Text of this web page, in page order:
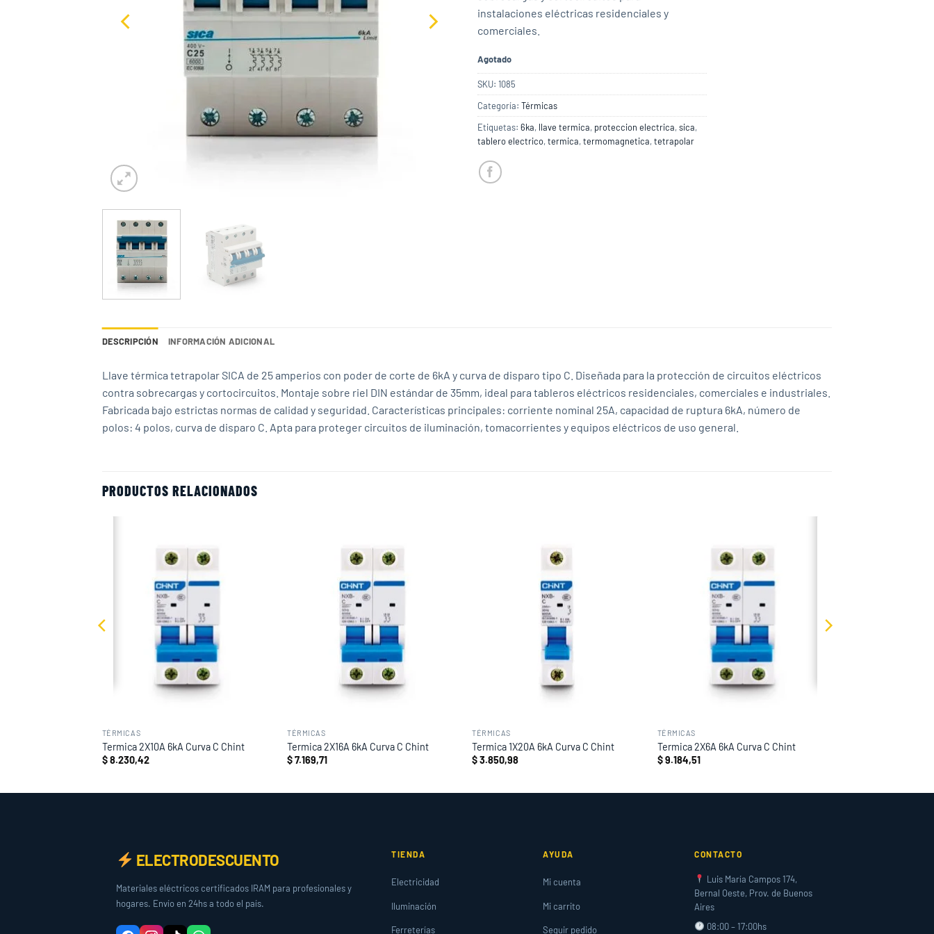
instalaciones eléctricas residenciales y
comerciales.
Agotado
SKU: 1085
Categoría: Térmicas
Etiquetas: 6ka, llave termica, proteccion electrica,sica,
tablero electrico,termica,termomagnetica,tetrapolar
DESCRIPCIÓN INFORMACIÓN ADICIONAL
Llave térmica tetrapolar SICA de 25 amperios con poder de corte de 6kA y curva de disparo tipo C. Diseñada para la protección de circuitos eléctricos
contra sobrecargas y cortocircuitos. Montaje sobre riel DIN estándar de 35mm, ideal para tableros eléctricos residenciales, comerciales e industriales.
Fabricada bajo estrictas normas de calidad y seguridad. Características principales: corriente nominal 25A, capacidad de ruptura 6kA, número de
polos: 4 polos, curva de disparo C. Apta para proteger circuitos de iluminación, tomacorrientes y equipos eléctricos de uso general.
PRODUCTOS RELACIONADOS
TÉRMICAS
Termica 2X10A 6kA Curva C Chint
$8.230,42
TÉRMICAS
Termica 2X16A 6kA Curva C Chint
$7.169,71
TÉRMICAS
Termica 1X20A 6kA Curva C Chint
$3.850,98
TÉRMICAS
Termica 2X6A 6kA Curva C Chint
$9.184,51
ELECTRODESCUENTO
Materiales eléctricos certificados IRAM para profesionales y
hogares. Envío en 24hs a todo el país.
TIENDA
Electricidad
Iluminación
Ferreterías
AYUDA
Mi cuenta
Mi carrito
Seguir pedido
CONTACTO
Luis María Campos 174,
Bernal Oeste, Prov. de Buenos
Aires
08:00 – 17:00hs